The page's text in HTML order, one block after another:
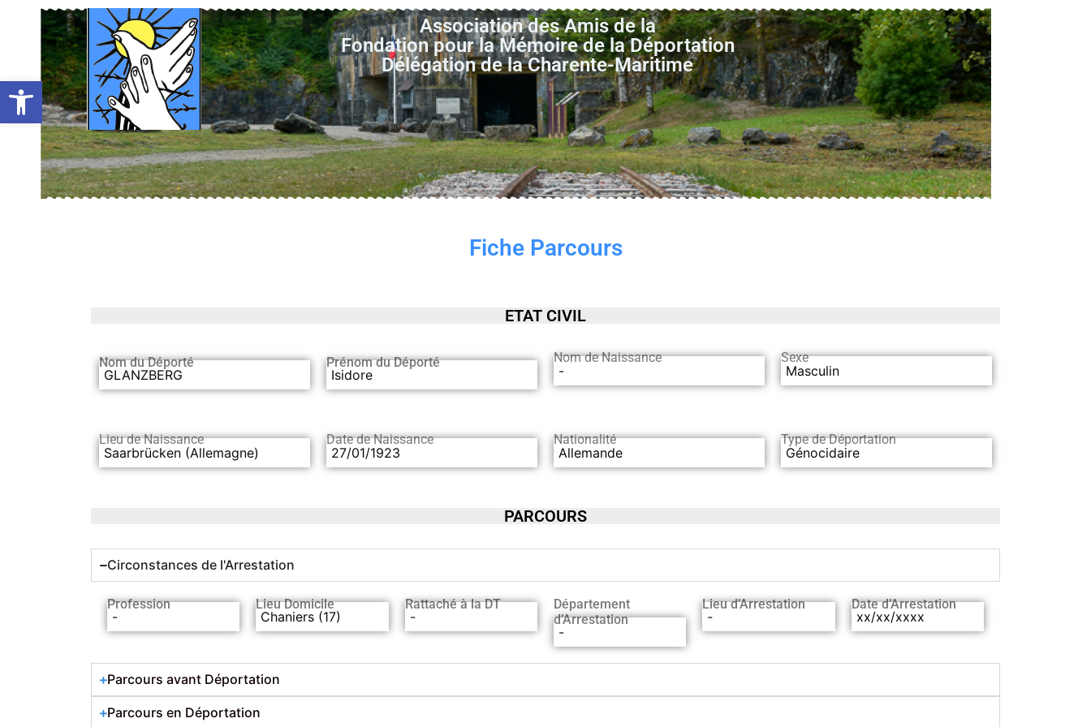
Ouvrir la barre d’outils
Association des Amis de la
Fondation pour la Mémoire de la Déportation
Délégation de la Charente-Maritime
Fiche Parcours
ETAT CIVIL
Nom du Déporté
GLANZBERG
Prénom du Déporté
Isidore
Nom de Naissance
-
Sexe
Masculin
Lieu de Naissance
Saarbrücken (Allemagne)
Date de Naissance
27/01/1923
Nationalité
Allemande
Type de Déportation
Génocidaire
PARCOURS
Circonstances de l'Arrestation
Profession
-
Lieu Domicile
Chaniers (17)
Rattaché à la DT
-
Département
d’Arrestation
-
Lieu d’Arrestation
-
Date d’Arrestation
xx/xx/xxxx
Parcours avant Déportation
Parcours en Déportation